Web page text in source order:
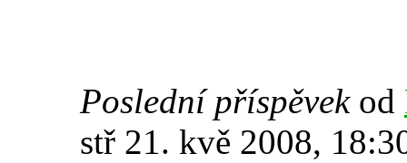
Poslední příspěvekod
stř 21. kvě 2008,